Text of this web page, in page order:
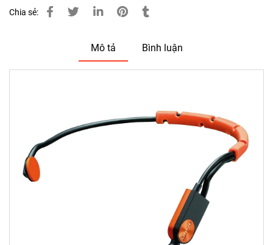
Chia sẻ:
Mô tả Bình luận